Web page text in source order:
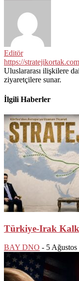
Editör
https://stratejikortak.com
Uluslararası ilişkilere
ziyaretçilere sunar.
İlgili Haberler
Türkiye-Irak
BAY DNO - 5 Ağustos